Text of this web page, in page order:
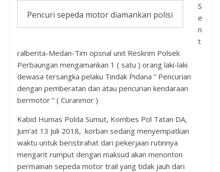
Pencuri sepeda motor diamankan polisi
S
e
n
t
ralberita-Medan-Tim opsnal unit Reskrim Polsek
Perbaungan mengamankan 1 ( satu ) orang laki-laki
dewasa tersangka pelaku Tindak Pidana ” Pencurian
dengan pemberatan dan atau pencurian kendaraan
bermotor ” ( Curanmor )
Kabid Humas Polda Sumut, Kombes Pol Tatan DA,
Jum’at 13 Juli 2018, korban sedang menyempatkan
waktu untuk beristirahat dari pekerjaan rutinnya
mengarit rumput dengan maksud akan menonton
permainan sepeda motor trail yang tidak jauh dari